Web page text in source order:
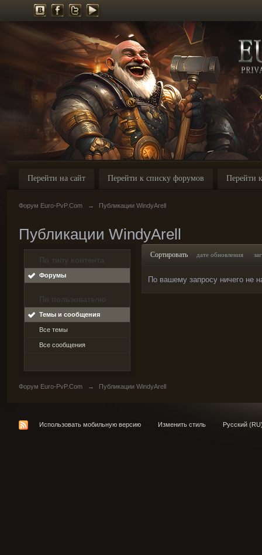
Перейти на сайт Перейти к списку форумов Перейти
Форум Euro-PvP.Com → Публикации WindyArell
Публикации WindyArell
По типу контента
Форумы
По пользователю
Темы и сообщения
Все темы
Все сообщения
Сортировать дате обновления
По вашему запросу ничего не
Форум Euro-PvP.Com → Публикации WindyArell
Использовать мобильную версию Изменить стиль Русский